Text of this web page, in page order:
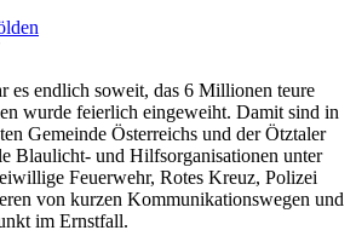
es endlich soweit, das 6 Millionen teure
wurde feierlich eingeweiht. Damit sind in
Gemeinde Österreichs und der Ötztaler
Blaulicht- und Hilfsorganisationen unter
Feuerwehr, Rotes Kreuz, Polizei
von kurzen Kommunikationswegen und
im Ernstfall.